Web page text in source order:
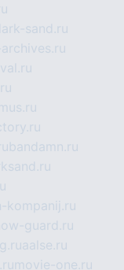
sand.ru
bandamn.ru
kompanij.ru
guard.ru
aalse.ru
movie-one.ru